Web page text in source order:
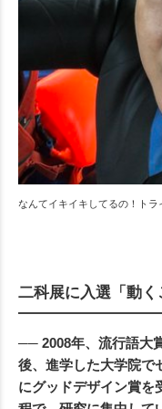
なんてイキイキしてるの！ト
二科展に入選「動く
── 2008年、流行語大
後、進学した大学院で
にグッドデザイン賞を